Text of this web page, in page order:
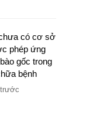
có cơ sở
phép ứng
gốc trong
bệnh